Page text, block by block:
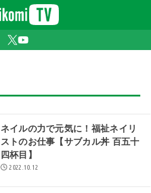
ネイルの力で元気に！福祉ネイリ
ストのお仕事【サブカル丼 百五十
四杯目】
2022.10.12